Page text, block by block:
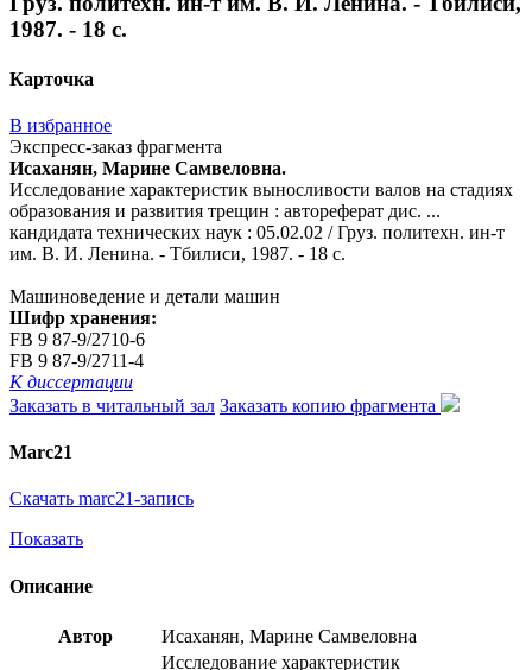
1987. - 18 с.
Карточка
В избранное
Экспресс-заказ фрагмента
Исаханян, Марине Самвеловна.
Исследование характеристик выносливости валов на стадиях
образования и развития трещин : автореферат дис. ...
кандидата технических наук : 05.02.02 / Груз. политехн. ин-т
им. В. И. Ленина. - Тбилиси, 1987. - 18 с.
Машиноведение и детали машин
Шифр хранения:
FB 9 87-9/2710-6
FB 9 87-9/2711-4
К диссертации
Заказать в читальный зал Заказать копию фрагмента
Marc21
Скачать marc21-запись
Показать
Описание
Автор Исаханян, Марине Самвеловна
Исследование характеристик